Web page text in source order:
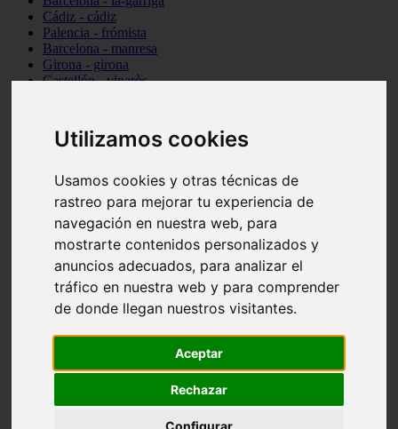
Utilizamos cookies
Usamos cookies y otras técnicas de
rastreo para mejorar tu experiencia de
navegación en nuestra web, para
mostrarte contenidos personalizados y
anuncios adecuados, para analizar el
tráfico en nuestra web y para comprender
de donde llegan nuestros visitantes.
Aceptar
Rechazar
Configurar
Cádiz - cádiz
Palencia - frómista
Barcelona - manresa
Girona - girona
Castellón - vinaròs
Málaga - nerja
Girona - blanes
Málaga - marbella
Asturias - gijón
Girona - figueres
Alicante - santa-pola
Almería - roquetas-de-mar
Girona - tossa-de-mar
Barcelona - sant-cugat-del-vallès
Alicante - l39alfàs-del-pi
Barcelona - vilanova-i-la-geltrú
Castellón - peñíscola